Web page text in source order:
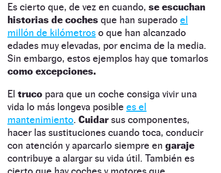
Es cierto que, de vez en cuando, se escuchan
historias de coches que han superado el
millón de kilómetros o que han alcanzado
edades muy elevadas, por encima de la media.
Sin embargo, estos ejemplos hay que tomarlos
como excepciones.
El truco para que un coche consiga vivir una
vida lo más longeva posible es el
mantenimiento. Cuidarsus componentes,
hacer las sustituciones cuando toca, conducir
con atención y aparcarlo siempre en garaje
contribuye a alargar su vida útil. También es